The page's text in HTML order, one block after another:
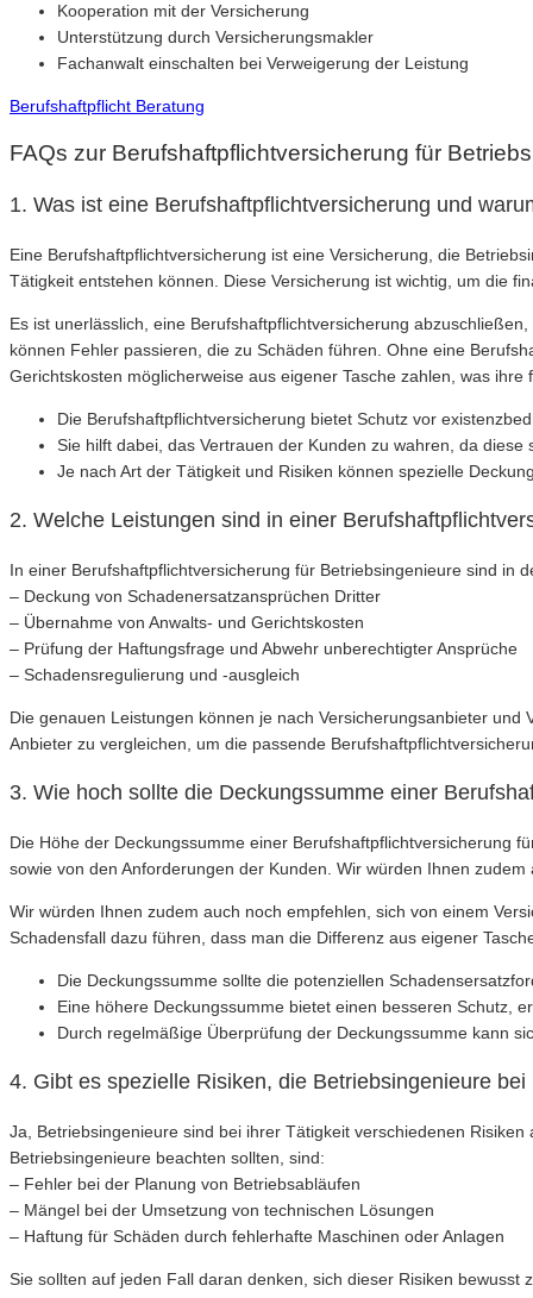
Kooperation mit der Versicherung
Unterstützung durch Versicherungsmakler
Fachanwalt einschalten bei Verweigerung der Leistung
Berufshaftpflicht Beratung
FAQs zur Berufshaftpflichtversicherung für
1. Was ist eine Berufshaftpflichtversicherung und
Eine Berufshaftpflichtversicherung ist eine Versicherung, die
Tätigkeit entstehen können. Diese Versicherung ist wichtig, um die
Es ist unerlässlich, eine Berufshaftpflichtversicherung
können Fehler passieren, die zu Schäden führen. Ohne eine
Gerichtskosten möglicherweise aus eigener Tasche zahlen, was
Die Berufshaftpflichtversicherung bietet Schutz vor
Sie hilft dabei, das Vertrauen der Kunden zu wahren, da
Je nach Art der Tätigkeit und Risiken können spezielle
2. Welche Leistungen sind in einer
In einer Berufshaftpflichtversicherung für Betriebsingenieure sind in
– Deckung von Schadenersatzansprüchen Dritter
– Übernahme von Anwalts- und Gerichtskosten
– Prüfung der Haftungsfrage und Abwehr unberechtigter Ansprüche
– Schadensregulierung und -ausgleich
Die genauen Leistungen können je nach Versicherungsanbieter
Anbieter zu vergleichen, um die passende
3. Wie hoch sollte die Deckungssumme einer
Die Höhe der Deckungssumme einer Berufshaftpflichtversicherung
sowie von den Anforderungen der Kunden. Wir würden Ihnen
Wir würden Ihnen zudem auch noch empfehlen, sich von einem
Schadensfall dazu führen, dass man die Differenz aus eigener
Die Deckungssumme sollte die potenziellen
Eine höhere Deckungssumme bietet einen besseren Schutz,
Durch regelmäßige Überprüfung der Deckungssumme kann
4. Gibt es spezielle Risiken, die Betriebsingenieure
Ja, Betriebsingenieure sind bei ihrer Tätigkeit verschiedenen
Betriebsingenieure beachten sollten, sind:
– Fehler bei der Planung von Betriebsabläufen
– Mängel bei der Umsetzung von technischen Lösungen
– Haftung für Schäden durch fehlerhafte Maschinen oder Anlagen
Sie sollten auf jeden Fall daran denken, sich dieser Risiken